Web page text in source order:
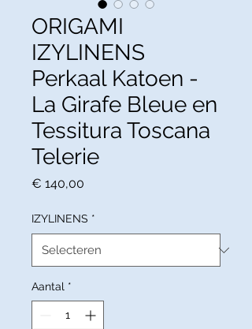
ORIGAMI
IZYLINENS
Perkaal Katoen -
La Girafe Bleue en
Tessitura Toscana
Telerie
€ 140,00
IZYLINENS *
Aantal *